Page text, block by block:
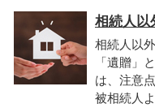
相続人以
相続人以
「遺贈」
は、注意
被相続人